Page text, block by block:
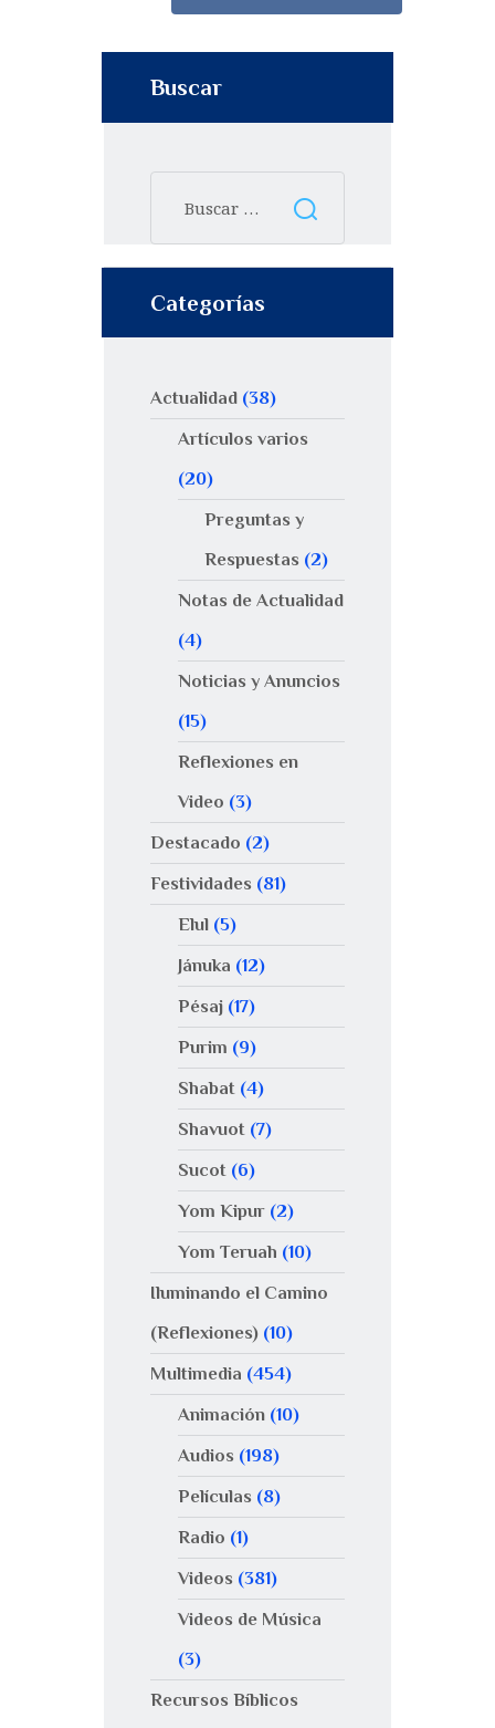
Buscar
Categorías
Actualidad (38)
Artículos varios
(20)
Preguntas y
Respuestas (2)
Notas de Actualidad
(4)
Noticias y Anuncios
(15)
Reflexiones en
Video (3)
Destacado (2)
Festividades (81)
Elul(5)
Jánuka (12)
Pésaj(17)
Purim (9)
Shabat(4)
Shavuot(7)
Sucot(6)
Yom Kipur(2)
Yom Teruah (10)
Iluminando el Camino
(Reflexiones) (10)
Multimedia (454)
Animación(10)
Audios (198)
Películas (8)
Radio (1)
Videos (381)
Videos de Música
(3)
Recursos Bíblicos